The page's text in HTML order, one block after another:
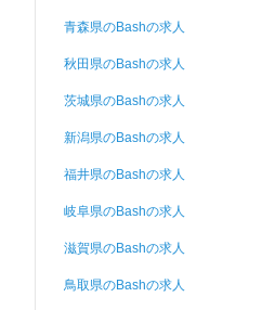
青森県のBashの求人
秋田県のBashの求人
茨城県のBashの求人
新潟県のBashの求人
福井県のBashの求人
岐阜県のBashの求人
滋賀県のBashの求人
鳥取県のBashの求人